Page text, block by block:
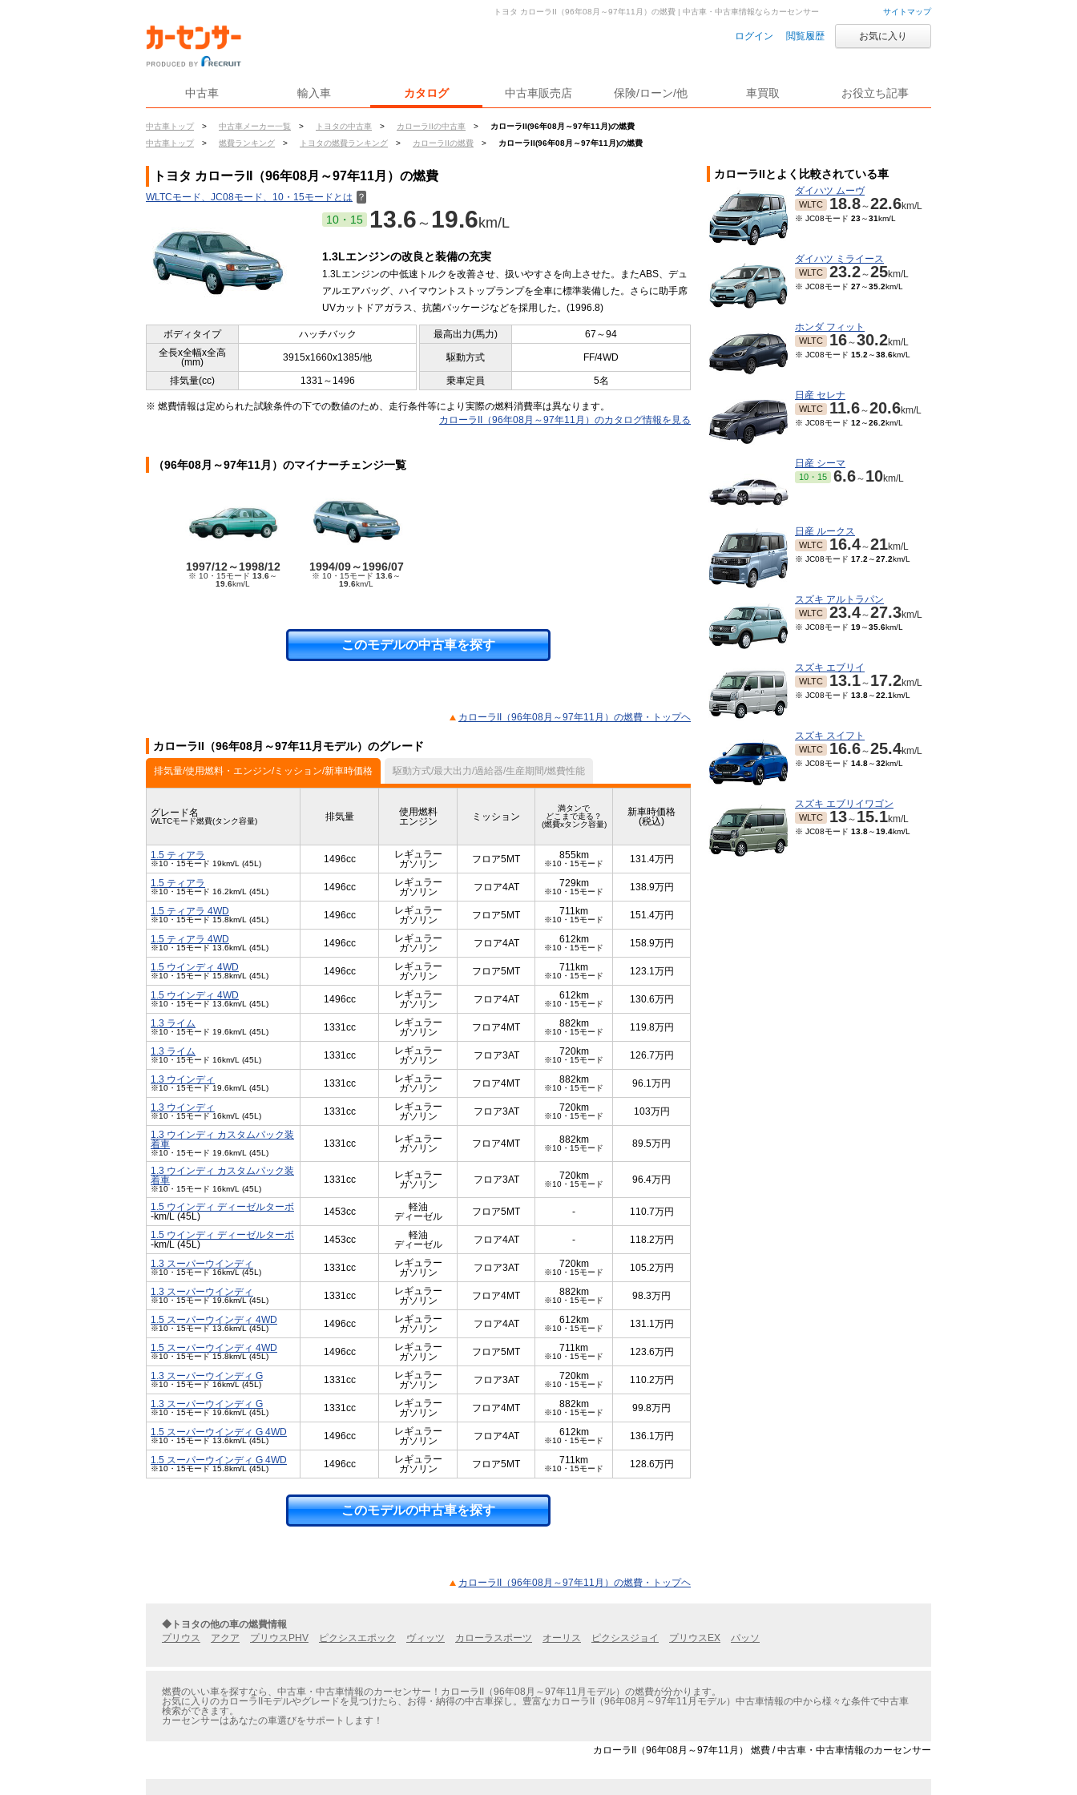
サイトマップ
ログイン 閲覧履歴 お気に入り
中古車 輸入車 カタログ 中古車販売店 保険/ローン/他 車買取 お役立ち記事
中古車トップ > 中古車メーカー一覧 > トヨタの中古車 > カローラIIの中古車 >
カローラII(96年08月～97年11月)の燃費
中古車トップ
> 燃費ランキング > トヨタの燃費ランキング > カローラIIの燃費 > カローラII(96年08月～97年11月)の燃費
トヨタ カローラII（96年08月～97年11月）の燃費 | 中古車・中古車情報ならカーセンサー
トヨタ カローラII（96年08月～97年11月）の燃費
WLTCモード、JC08モード、10・15モードとは ？
10・15 13.6 ～ 19.6km/L
1.3Lエンジンの改良と装備の充実
1.3Lエンジンの中低速トルクを改善させ、扱いやすさを向上させた。またABS、デュ
アルエアバッグ、ハイマウントストップランプを全車に標準装備した。さらに助手席
UVカットドアガラス、抗菌パッケージなどを採用した。(1996.8)
ボディタイプ ハッチバック 最高出力(馬力)
67～94
全長x全幅x全高
(mm)
3915x1660x1385/他 駆動方式 FF/4WD
排気量(cc) 1331～1496 乗車定員 5名
※ 燃費情報は定められた試験条件の下での数値のため、走行条件等により実際の燃料消費率は異なります。
カローラII（96年08月～97年11月）のカタログ情報を見る
（96年08月～97年11月）のマイナーチェンジ一覧
1997/12～1998/12
※ 10・15モード 13.6～
19.6km/L
1994/09～1996/07
※ 10・15モード 13.6～
19.6km/L
このモデルの中古車を探す
カローラII（96年08月～97年11月）の燃費・トップヘ
カローラII（96年08月～97年11月モデル）のグレード
排気量/使用燃料・エンジン/ミッション/新車時価格 駆動方式/最大出力/過給器/生産期間/燃費性能
グレード名
WLTCモード燃費(タンク容量) 排気量
使用燃料
エンジン
ミッション
満タンで
どこまで走る？
(燃費xタンク容量)
新車時価格
(税込)
1.5 ティアラ
※10・15モード 19km/L (45L) 1496cc
レギュラー
ガソリン
フロア5MT 855km
※10・15モード 131.4万円
1.5 ティアラ
※10・15モード 16.2km/L (45L) 1496cc
レギュラー
ガソリン
フロア4AT 729km
※10・15モード 138.9万円
1.5 ティアラ 4WD
※10・15モード 15.8km/L (45L) 1496cc
レギュラー
ガソリン
フロア5MT 711km
※10・15モード 151.4万円
1.5 ティアラ 4WD
※10・15モード 13.6km/L (45L) 1496cc
レギュラー
ガソリン
フロア4AT 612km
※10・15モード 158.9万円
1.5 ウインディ 4WD
※10・15モード 15.8km/L (45L) 1496cc
レギュラー
ガソリン
フロア5MT 711km
※10・15モード 123.1万円
1.5 ウインディ 4WD
※10・15モード 13.6km/L (45L) 1496cc
レギュラー
ガソリン
フロア4AT 612km
※10・15モード 130.6万円
1.3 ライム
※10・15モード 19.6km/L (45L) 1331cc
レギュラー
ガソリン
フロア4MT 882km
※10・15モード 119.8万円
1.3 ライム
※10・15モード 16km/L (45L) 1331cc
レギュラー
ガソリン
フロア3AT 720km
※10・15モード 126.7万円
1.3 ウインディ
※10・15モード 19.6km/L (45L) 1331cc
レギュラー
ガソリン
フロア4MT 882km
※10・15モード 96.1万円
1.3 ウインディ
※10・15モード 16km/L (45L) 1331cc
レギュラー
ガソリン
フロア3AT 720km
※10・15モード 103万円
1.3 ウインディ カスタムパック装
着車
※10・15モード 19.6km/L (45L)
1331cc
レギュラー
ガソリン
フロア4MT 882km
※10・15モード 89.5万円
1.3 ウインディ カスタムパック装
着車
※10・15モード 16km/L (45L)
1331cc
レギュラー
ガソリン
フロア3AT 720km
※10・15モード 96.4万円
1.5 ウインディ ディーゼルターボ
-km/L (45L)
1453cc
軽油
ディーゼル
フロア5MT - 110.7万円
1.5 ウインディ ディーゼルターボ
-km/L (45L)
1453cc
軽油
ディーゼル
フロア4AT - 118.2万円
1.3 スーパーウインディ
※10・15モード 16km/L (45L) 1331cc
レギュラー
ガソリン
フロア3AT 720km
※10・15モード 105.2万円
1.3 スーパーウインディ
※10・15モード 19.6km/L (45L) 1331cc
レギュラー
ガソリン
フロア4MT 882km
※10・15モード 98.3万円
1.5 スーパーウインディ 4WD
※10・15モード 13.6km/L (45L) 1496cc
レギュラー
ガソリン
フロア4AT 612km
※10・15モード 131.1万円
1.5 スーパーウインディ 4WD
※10・15モード 15.8km/L (45L) 1496cc
レギュラー
ガソリン
フロア5MT 711km
※10・15モード 123.6万円
1.3 スーパーウインディ G
※10・15モード 16km/L (45L) 1331cc
レギュラー
ガソリン
フロア3AT 720km
※10・15モード 110.2万円
1.3 スーパーウインディ G
※10・15モード 19.6km/L (45L) 1331cc
レギュラー
ガソリン
フロア4MT 882km
※10・15モード 99.8万円
1.5 スーパーウインディ G 4WD
※10・15モード 13.6km/L (45L) 1496cc
レギュラー
ガソリン
フロア4AT 612km
※10・15モード 136.1万円
1.5 スーパーウインディ G 4WD
※10・15モード 15.8km/L (45L) 1496cc
レギュラー
ガソリン
フロア5MT 711km
※10・15モード 128.6万円
このモデルの中古車を探す
カローラII（96年08月～97年11月）の燃費・トップヘ
カローラIIとよく比較されている車
ダイハツ ムーヴ
WLTC 18.8～22.6km/L
※ JC08モード 23～31km/L
ダイハツ ミライース
WLTC 23.2～25km/L
※ JC08モード 27～35.2km/L
ホンダ フィット
WLTC 16～30.2km/L
※ JC08モード 15.2 ～38.6km/L
日産 セレナ
WLTC 11.6～20.6km/L
※ JC08モード 12 ～26.2km/L
日産 シーマ
10・15 6.6～ 10km/L
日産 ルークス
WLTC 16.4～21km/L
※ JC08モード 17.2 ～27.2km/L
スズキ アルトラパン
WLTC 23.4～27.3km/L
※ JC08モード 19～35.6km/L
スズキ エブリイ
WLTC 13.1～ 17.2km/L
※ JC08モード 13.8～22.1km/L
スズキ スイフト
WLTC 16.6～25.4km/L
※ JC08モード 14.8～32km/L
スズキ エブリイワゴン
WLTC 13～ 15.1km/L
※ JC08モード 13.8～19.4km/L
◆トヨタの他の車の燃費情報
プリウス
アクア プリウスPHV ピクシスエポック ヴィッツ カローラスポーツ オーリス ピクシスジョイ プリウスEX パッソ
燃費のいい車を探すなら、中古車・中古車情報のカーセンサー！カローラII（96年08月～97年11月モデル）の燃費が分かります。
お気に入りのカローラIIモデルやグレードを見つけたら、お得・納得の中古車探し。豊富なカローラII（96年08月～97年11月モデル）中古車情報の中から様々な条件で中古車
検索ができます。
カーセンサーはあなたの車選びをサポートします！
カローラII（96年08月～97年11月） 燃費 / 中古車・中古車情報のカーセンサー